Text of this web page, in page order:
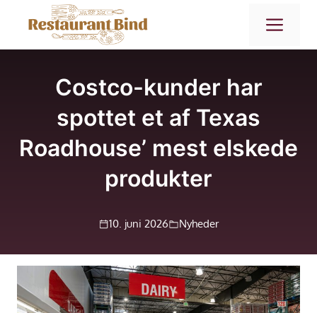
indhold
Costco-kunder har
spottet et af Texas
Roadhouse’ mest elskede
produkter
10. juni 2026 Nyheder